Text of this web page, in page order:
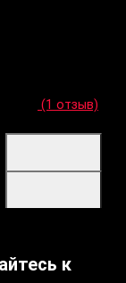
(1 отзыв)
к